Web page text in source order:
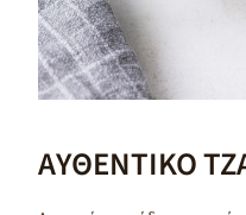
ΑΥΘΕΝΤΙΚΟ